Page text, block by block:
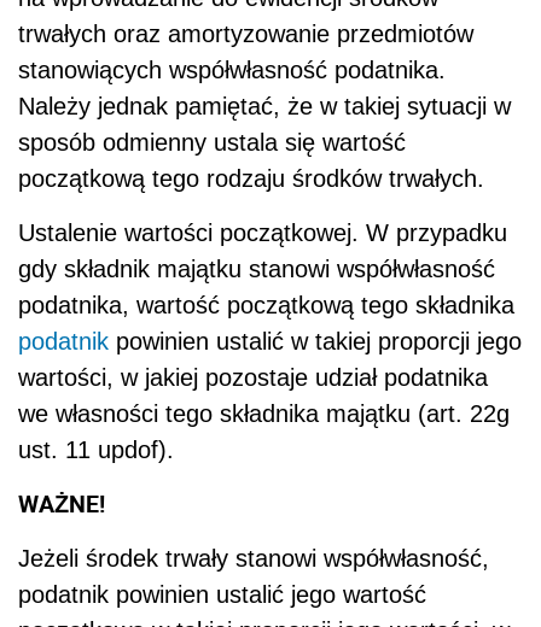
podatnik
powinien ustalić w takiej proporcji jego
wartości, w jakiej pozostaje udział podatnika
we własności tego składnika majątku (art. 22g
ust. 11 updof).
WAŻNE!
Jeżeli środek trwały stanowi współwłasność,
podatnik powinien ustalić jego wartość
początkową w takiej proporcji jego wartości, w
jakiej pozostaje udział podatnika we własności
tego środka trwałego.
Ponieważ w sytuacji przedstawionej w pytaniu
samochód został nabyty w drodze kupna, to
jego wartość początkową stanowi cena
zbywcy, powiększona o koszty związane z
zakupem naliczone do dnia przekazania